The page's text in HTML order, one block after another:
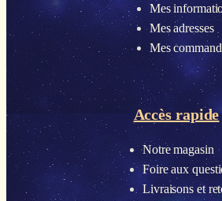
Mes
Mes adresses
Mes
Accès rapide
Notre magasin
Foire aux
Livraisons et